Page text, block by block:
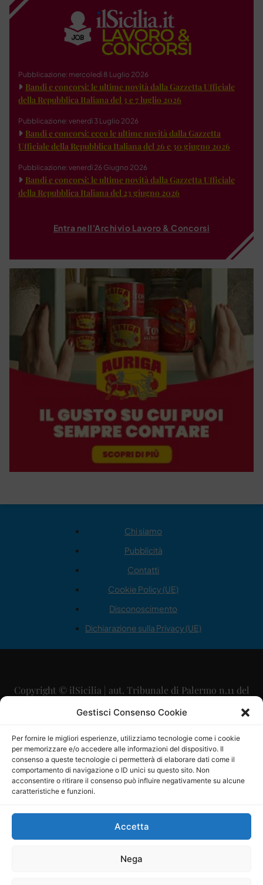
Gestisci Consenso Cookie
Per fornire le migliori esperienze, utilizziamo tecnologie come i cookie
per memorizzare e/o accedere alle informazioni del dispositivo. Il
consenso a queste tecnologie ci permetterà di elaborare dati come il
comportamento di navigazione o ID unici su questo sito. Non
acconsentire o ritirare il consenso può influire negativamente su alcune
caratteristiche e funzioni.
Accetta
Nega
Pubblicazione: mercoledì 8 Luglio 2026
Bandi e concorsi: le ultime novità dalla Gazzetta Ufficiale
della Repubblica Italiana del 3 e 7 luglio 2026
Pubblicazione: venerdì 3 Luglio 2026
Bandi e concorsi: ecco le ultime novità dalla Gazzetta
Ufficiale della Repubblica Italiana del 26 e 30 giugno 2026
Pubblicazione: venerdì 26 Giugno 2026
Bandi e concorsi: le ultime novità dalla Gazzetta Ufficiale
della Repubblica Italiana del 23 giugno 2026
Entra nell'Archivio Lavoro & Concorsi
Chi siamo
Pubblicità
Contatti
Cookie Policy (UE)
Disconoscimento
Dichiarazione sulla Privacy (UE)
Copyright © ilSicilia | aut. Tribunale di Palermo n.11 del
29/09/2015
Direttore Editoriale: Maurizio Scaglione
Direttore Responsabile: Maria Calabrese
P.IVA: 06334930820
Mercurio Comunicazione Società Cooperativa a r.l. è
iscritta al Registro degli Operatori di Comunicazione al